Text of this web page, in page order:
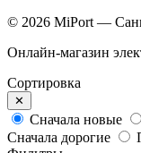
© 2026 MiPort —
Онлайн-магазин
Сортировка
✕
Сначала новые
Сначала дорогие